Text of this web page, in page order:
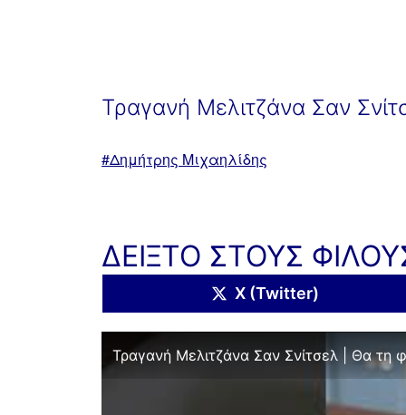
Τραγανή Μελιτζάνα Σαν
ΜεΔημήτρης Μιχαηλίδης
ΔΕΙΞΤΟ ΣΤΟΥΣ
Share
on
X (Twitter)
Τραγανή Μελιτζάνα Σαν Σνίτσελ | Θα τη